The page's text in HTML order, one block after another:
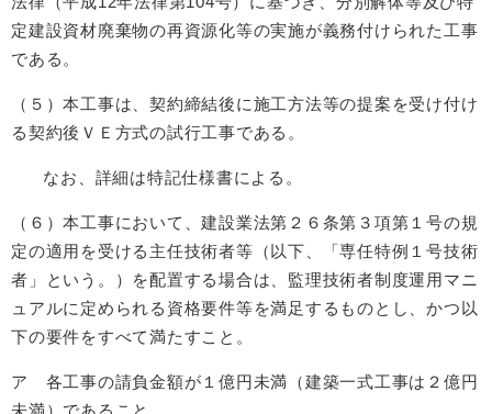
定建設資材廃棄物の再資源化等の実施が義務付けられた工事
である。
（５）本工事は、契約締結後に施工方法等の提案を受け付け
る契約後ＶＥ方式の試行工事である。
なお、詳細は特記仕様書による。
（６）本工事において、建設業法第２６条第３項第１号の規
定の適用を受ける主任技術者等（以下、「専任特例１号技術
者」という。）を配置する場合は、監理技術者制度運用マニ
ュアルに定められる資格要件等を満足するものとし、かつ以
下の要件をすべて満たすこと。
ア 各工事の請負金額が１億円未満（建築一式工事は２億円